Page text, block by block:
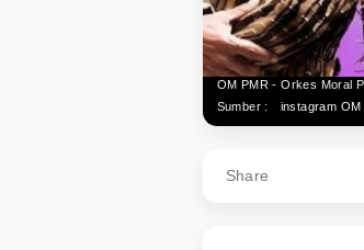
OM PMR - Orkes Moral
Sumber :
instagram OM
Share